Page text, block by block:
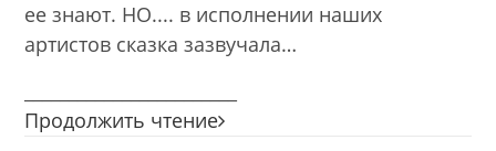
ее знают. НО.... в исполнении наших
артистов сказка зазвучала…
Продолжить чтение Колобок